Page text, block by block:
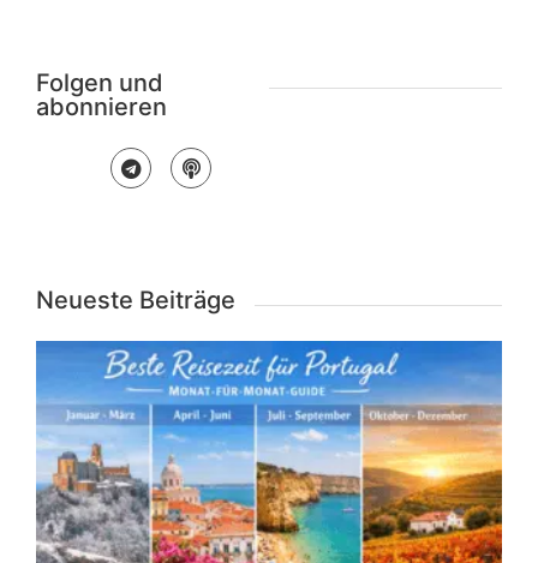
Folgen und
abonnieren
Neueste Beiträge